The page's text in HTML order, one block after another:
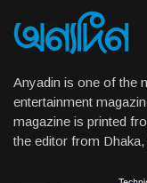
Anyadin is one of the
entertainment
magazine is printed
the editor from